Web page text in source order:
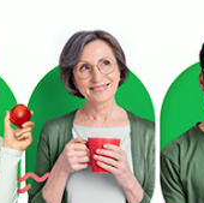
Conocer más